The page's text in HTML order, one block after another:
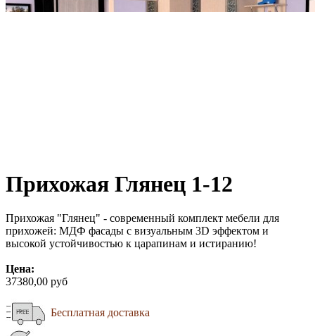
Прихожая Глянец 1-12
Прихожая "Глянец" - современный комплект мебели для
прихожей: МДФ фасады с визуальным 3D эффектом и
высокой устойчивостью к царапинам и истиранию!
Цена:
37380,00 руб
Бесплатная доставка